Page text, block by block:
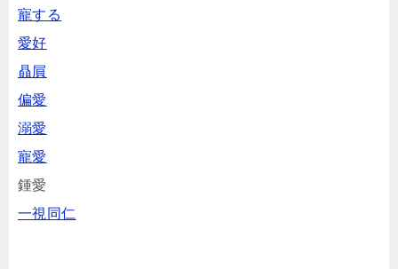
寵する
愛好
贔屓
偏愛
溺愛
寵愛
鍾愛
一視同仁